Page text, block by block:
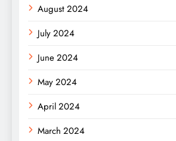
August 2024
July 2024
June 2024
May 2024
April 2024
March 2024